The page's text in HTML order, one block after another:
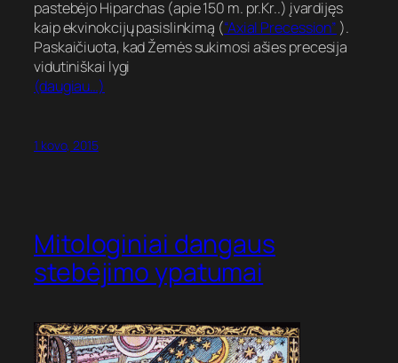
pastebėjo Hiparchas (apie 150 m. pr.Kr..) įvardijęs
kaip ekvinokcijų pasislinkimą (“Axial Precession” ).
Paskaičiuota, kad Žemės sukimosi ašies precesija
vidutiniškai lygi
(daugiau…)
1 kovo, 2015
Mitologiniai dangaus
stebėjimo ypatumai